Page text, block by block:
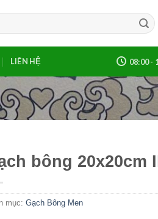
LIÊN HỆ 08:00 -
bông 20x20cm
mục: Gạch Bông Men